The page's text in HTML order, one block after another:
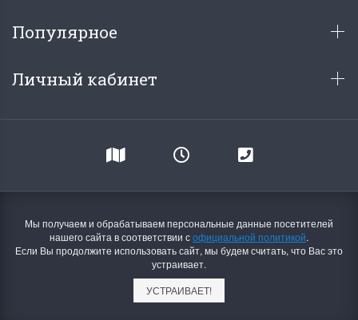
Популярное
Личный кабинет
Мы получаем и обрабатываем персональные данные посетителей
нашего сайта в соответствии софициальной политикой.
Если Вы продолжите использовать сайт, мы будем считать, что Вас это
устраивает.
УСТРАИВАЕТ!